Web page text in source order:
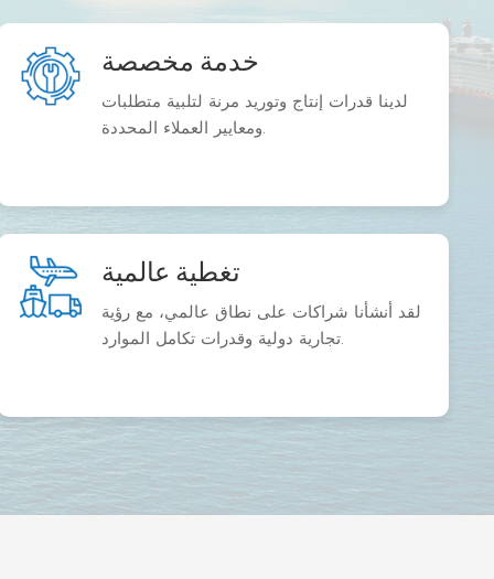
خدمة مخصصة
لدينا قدرات إنتاج وتوريد مرنة لتلبية متطلبات
ومعايير العملاء المحددة.
تغطية عالمية
لقد أنشأنا شراكات على نطاق عالمي، مع رؤية
تجارية دولية وقدرات تكامل الموارد.